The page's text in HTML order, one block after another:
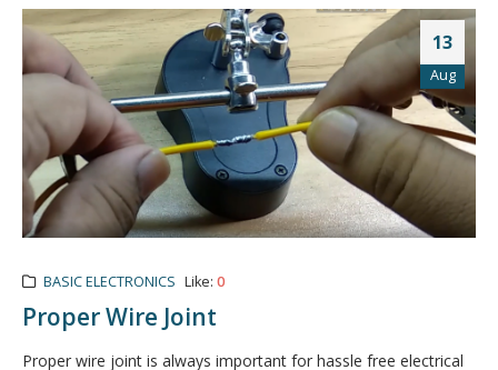
13
Aug
BASIC ELECTRONICS Like: 0
Proper Wire Joint
Proper wire joint is always important for hassle free electrical